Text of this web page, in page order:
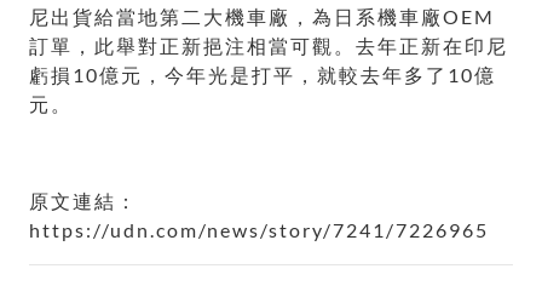
尼出貨給當地第二大機車廠，為日系機車廠OEM
訂單，此舉對正新挹注相當可觀。去年正新在印尼
虧損10億元，今年光是打平，就較去年多了10億
元。
原文連結：
https://udn.com/news/story/7241/7226965